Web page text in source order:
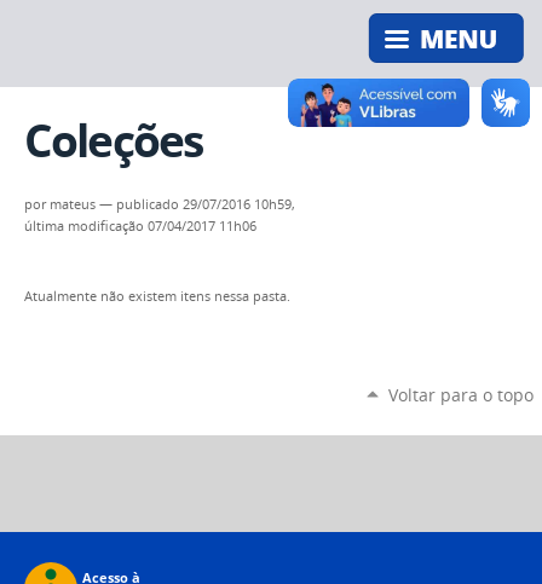
Coleções
por mateus — publicado 29/07/2016 10h59,
última modificação 07/04/2017 11h06
Atualmente não existem itens nessa pasta.
Voltar para o topo